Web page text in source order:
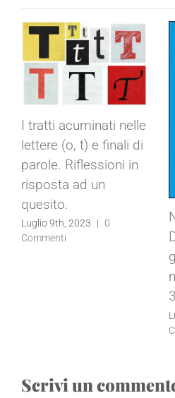
I tratti acuminati nelle
lettere (o, t) e finali di
parole. Riflessioni in
risposta ad un
quesito.
Luglio 9th, 2023 |
0
Commenti
Scrivi un